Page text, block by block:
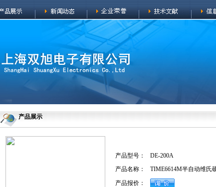
产品展示
产品型号：
DE-200A
产品名称：
TIME6614M半自动维氏
产品报价：